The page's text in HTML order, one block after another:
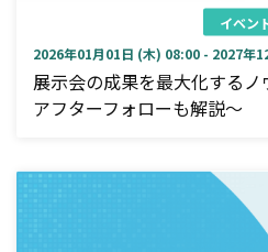
イベン
2026年01月01日 (木) 08:00 - 2027年
展示会の成果を最大化する
アフターフォローも解説～